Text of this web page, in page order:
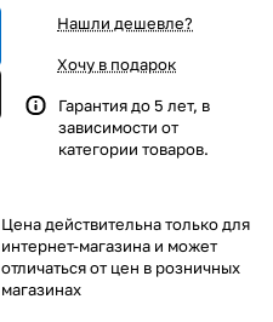
Нашли дешевле?
Хочу в подарок
Гарантия до 5 лет, в
зависимости от
категории товаров.
Цена действительна только для
интернет-магазина и может
отличаться от цен в розничных
магазинах